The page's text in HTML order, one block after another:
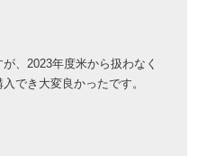
、2023年度米から扱わなく
でき大変良かったです。